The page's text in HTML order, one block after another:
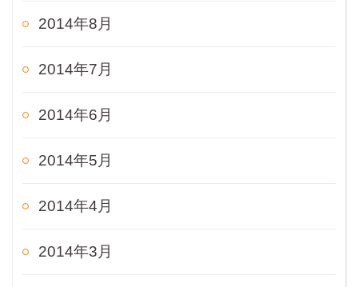
2014年8月
2014年7月
2014年6月
2014年5月
2014年4月
2014年3月